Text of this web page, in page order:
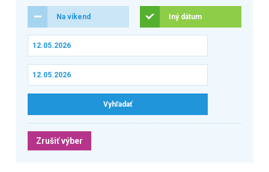
Na víkend Iný dátum
Zrušiť výber